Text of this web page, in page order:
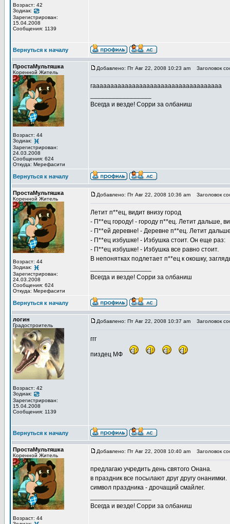
Возраст: 42
Зодиак:
Зарегистрирован:
15.04.2008
Сообщения: 1139
Вернуться к началу
ПростаМультяшка
Коренной Житель
Возраст: 44
Зодиак:
Зарегистрирован:
24.03.2008
Сообщения: 624
Откуда: Мерефасити
Добавлено: Пт Авг 22, 2008 10:23 am Заголовок
гаааааааааааааааааааааааааааааааааааа
Всегда и везде! Сорри за олбаниш
Вернуться к началу
ПростаМультяшка
Коренной Житель
Возраст: 44
Зодиак:
Зарегистрирован:
24.03.2008
Сообщения: 624
Откуда: Мерефасити
Добавлено: Пт Авг 22, 2008 10:36 am Заголовок
Летит п**ец, видит внизу город
- П**ец городу! - городу п**ец. Летит дальше,
- П**ей деревне! - Деревне п**ец. Летит
- П**ец избушке! - Избушка стоит. Он еще раз:
- П**ец избушке! - Избушка все равно стоит.
В непонятках подлетает п**ец к окошку,
Всегда и везде! Сорри за олбаниш
Вернуться к началу
логин
Градостроитель
Возраст: 42
Зодиак:
Зарегистрирован:
15.04.2008
Сообщения: 1139
Добавлено: Пт Авг 22, 2008 10:37 am Заголовок
ггг
пиздец МФ
Вернуться к началу
ПростаМультяшка
Коренной Житель
Возраст: 44
Добавлено: Пт Авг 22, 2008 10:40 am Заголовок
предлагаю учредить день святого Онана.
в праздник все посылают друг другу онанимки.
символ праздника - дрочащий смайлег.
Всегда и везде! Сорри за олбаниш